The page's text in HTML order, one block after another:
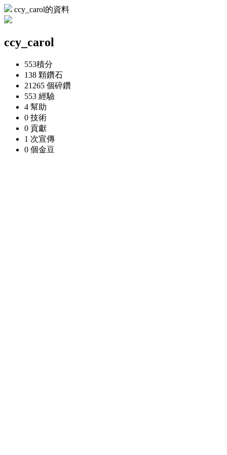
ccy_carol的資料
ccy_carol
553積分
138 顆鑽石
21265 個碎鑽
553 經驗
4 幫助
0 技術
0 貢獻
1 次宣傳
0 個金豆